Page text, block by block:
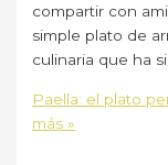
compartir con
simple plato de
culinaria que ha
Paella: el plato
más »